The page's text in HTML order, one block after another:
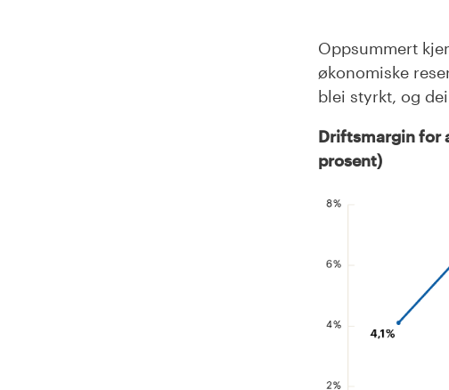
Oppsummert
økonomiske
blei styrkt, og
Driftsmargin for
prosent)